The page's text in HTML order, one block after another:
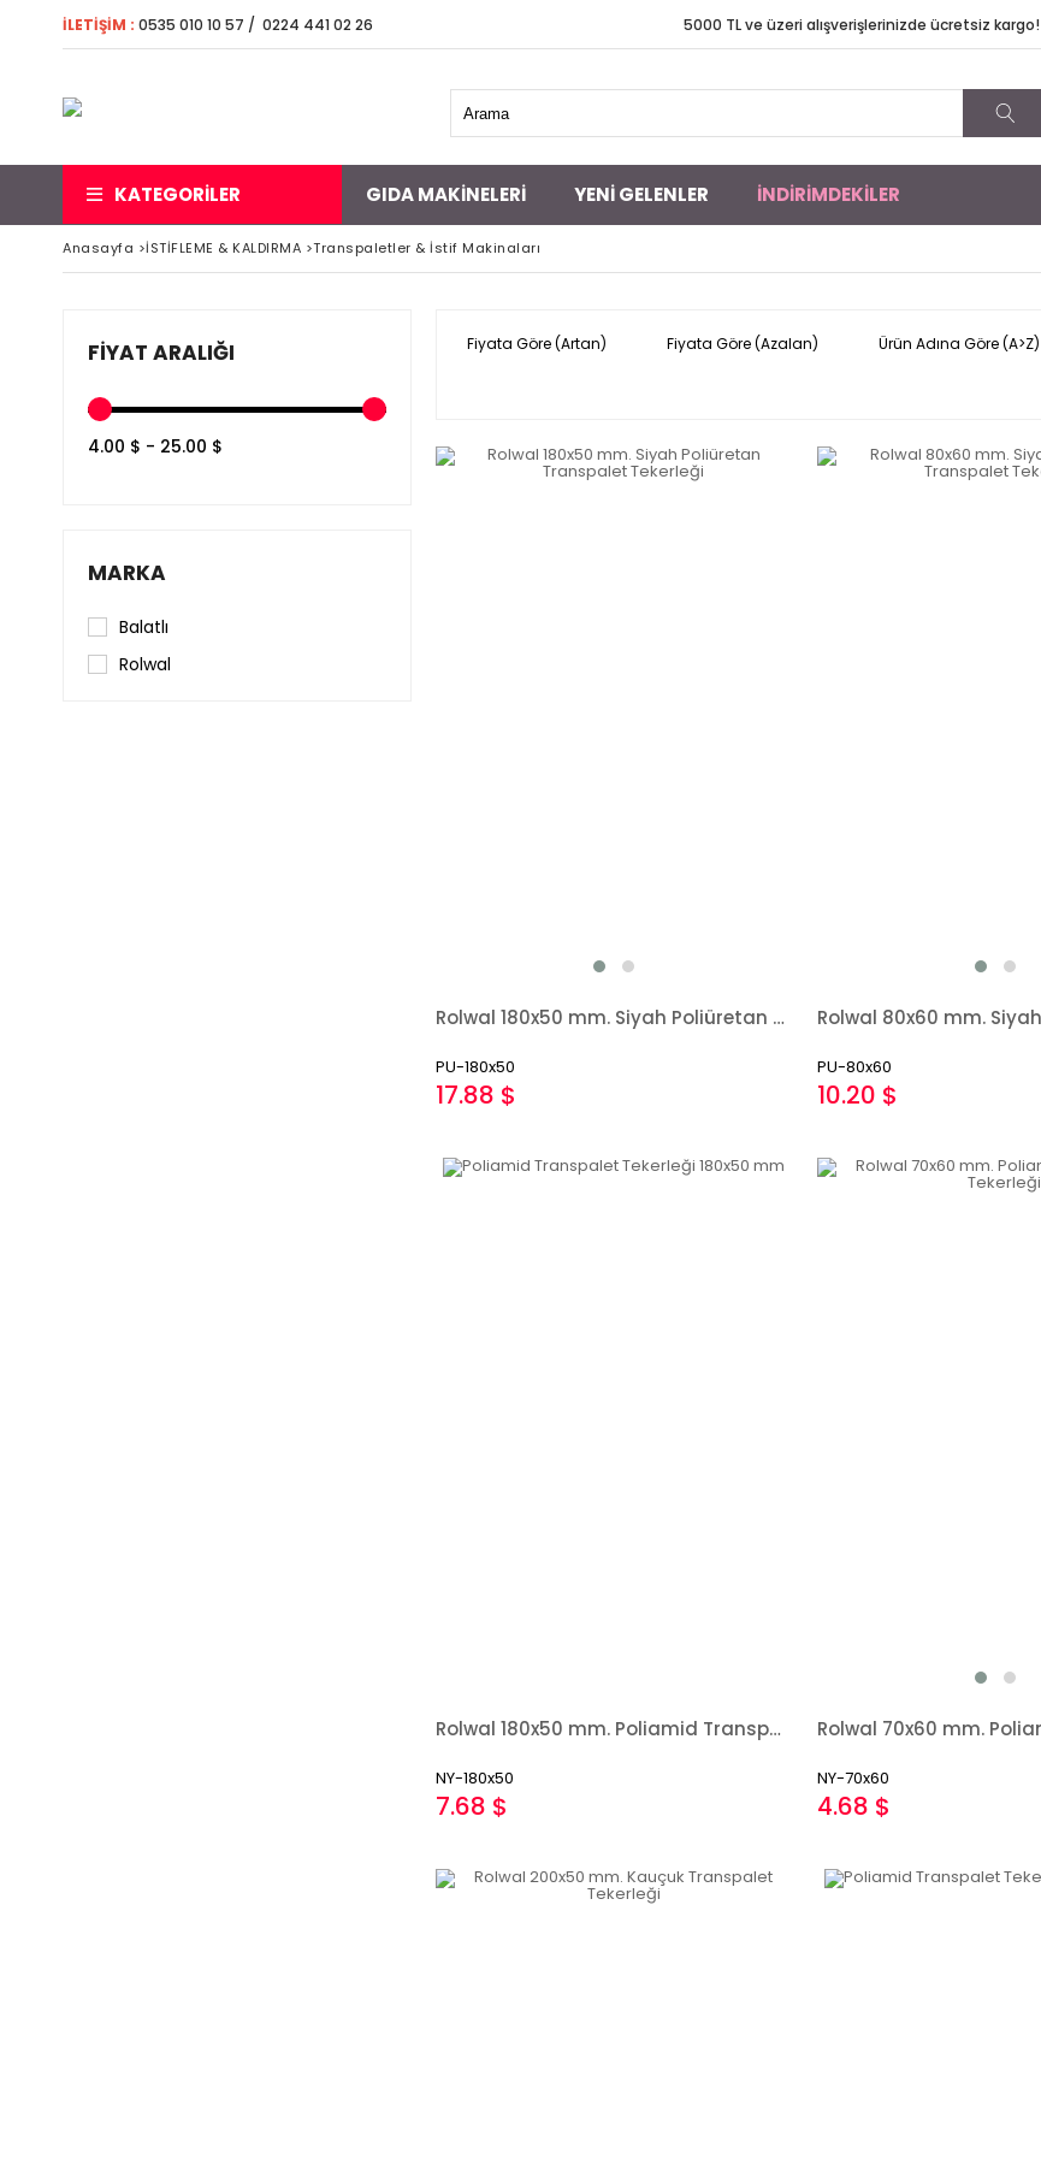
İLETİŞİM : 0535 010 10 57 / 0224 441 02 26 5000 TL ve üzeri alışverişlerinizde ücretsiz kargo!
KATEGORİLER GIDA MAKINELERI YENİ GELENLER İNDİRİMDEKİLER
Anasayfa >İSTİFLEME & KALDIRMA >Transpaletler & İstif Makinaları
FIYAT ARALIĞI
4.00 $ - 25.00 $
MARKA
Balatlı
Rolwal
Fiyata Göre (Artan) Fiyata Göre (Azalan) Ürün Adına Göre (A>Z)
Rolwal 180x50 mm. Siyah Poliüretan Transpalet Tekerleği
PU-180x50
17.88 $
PU-80x60
10.20 $
Rolwal 180x50 mm. Poliamid Transpalet Tekerleği.
NY-180x50
7.68 $
NY-70x60
4.68 $